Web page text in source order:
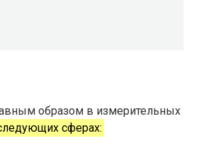
образом в измерительных
сферах: